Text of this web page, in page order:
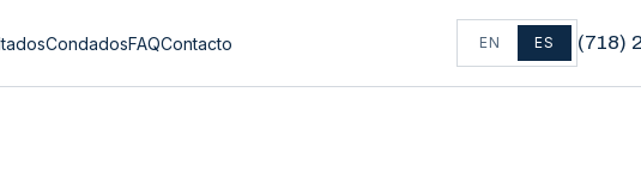
CondadosFAQContacto EN ES (718)